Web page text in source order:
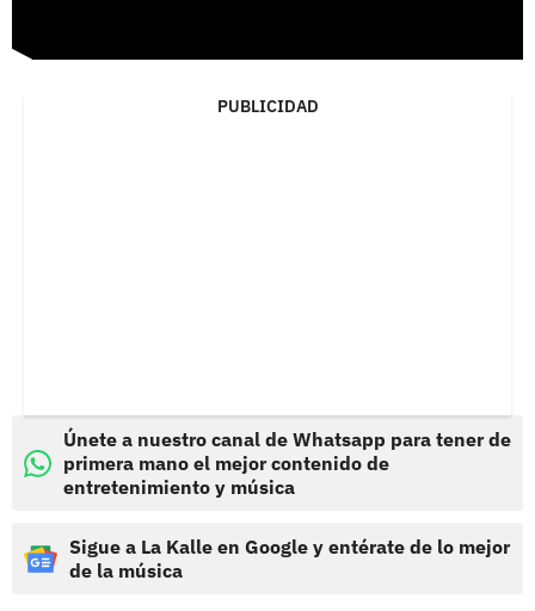
PUBLICIDAD
Únete a nuestro canal de Whatsapp para tener de
primera mano el mejor contenido de
entretenimiento y música
Sigue a La Kalle en Google y entérate de lo mejor
de la música